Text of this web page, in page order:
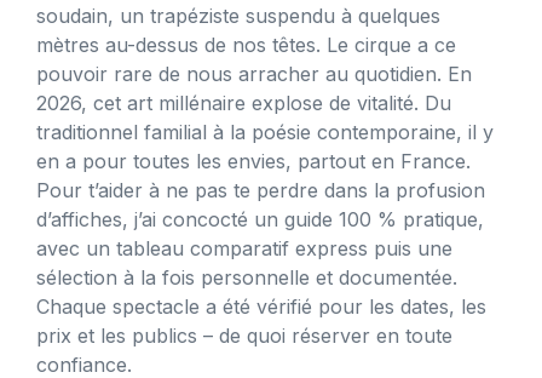
soudain, un trapéziste suspendu à quelques
mètres au-dessus de nos têtes. Le cirque a ce
pouvoir rare de nous arracher au quotidien. En
2026, cet art millénaire explose de vitalité. Du
traditionnel familial à la poésie contemporaine, il y
en a pour toutes les envies, partout en France.
Pour t’aider à ne pas te perdre dans la profusion
d’affiches, j’ai concocté un guide 100 % pratique,
avec un tableau comparatif express puis une
sélection à la fois personnelle et documentée.
Chaque spectacle a été vérifié pour les dates, les
prix et les publics – de quoi réserver en toute
confiance.